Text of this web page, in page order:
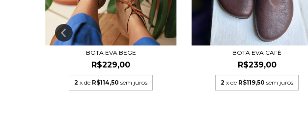
BOTA EVA BEGE
R$229,00
2 x de R$114,50 sem juros
BOTA EVA CAFÉ
R$239,00
2 x de R$119,50 sem juros